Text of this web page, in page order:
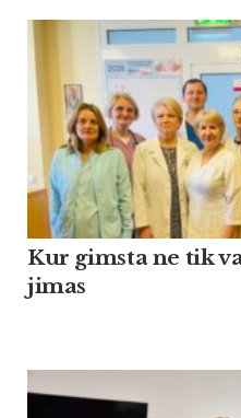
Kur gims­ta ne tik
ji­mas